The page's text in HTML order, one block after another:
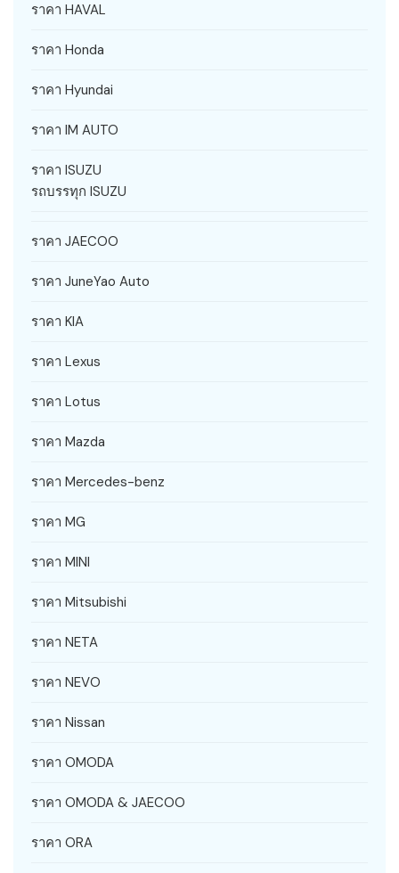
ราคา HAVAL
ราคา Honda
ราคา Hyundai
ราคา IM AUTO
ราคา ISUZU
รถบรรทุก ISUZU
ราคา JAECOO
ราคา JuneYao Auto
ราคา KIA
ราคา Lexus
ราคา Lotus
ราคา Mazda
ราคา Mercedes-benz
ราคา MG
ราคา MINI
ราคา Mitsubishi
ราคา NETA
ราคา NEVO
ราคา Nissan
ราคา OMODA
ราคา OMODA & JAECOO
ราคา ORA